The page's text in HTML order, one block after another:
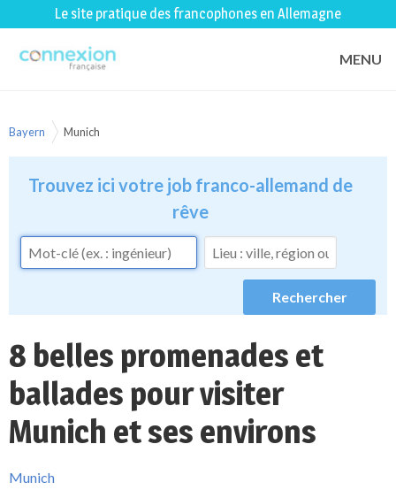
Le site pratique des francophones en Allemagne
MENU
Bayern Munich
Trouvez ici votre job franco-allemand de
rêve
8 belles promenades et
ballades pour visiter
Munich et ses environs
Munich